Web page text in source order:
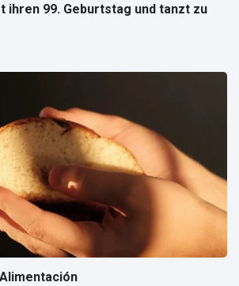
99. Geburtstag und tanzt zu